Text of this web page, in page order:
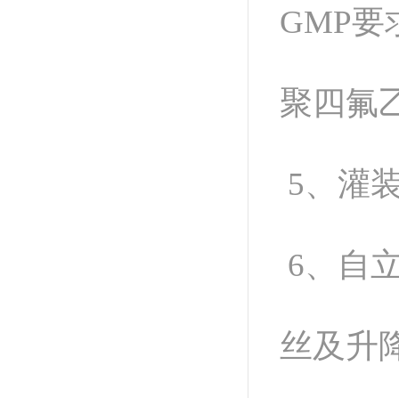
GMP要
聚四氟
5、灌
6、自
丝及升